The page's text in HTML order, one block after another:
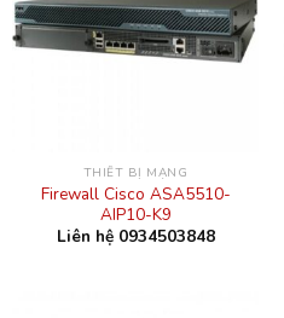
THIẾT BỊ MẠNG
Firewall Cisco ASA5510-
AIP10-K9
Liên hệ 0934503848